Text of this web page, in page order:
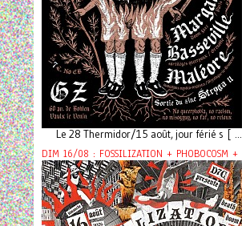
Le 28 Thermidor/15 août, jour férié s [ ... ]
DIM 16/08 : FOSSILIZATION + PHOBOCOSM +